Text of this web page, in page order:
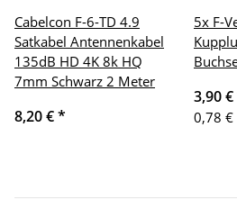
Cabelcon F-6-TD 4.9
Satkabel Antennenkabel
135dB HD 4K 8k HQ
7mm Schwarz 2 Meter
8,20 €*
5x F-
3,90 €
0,78 €